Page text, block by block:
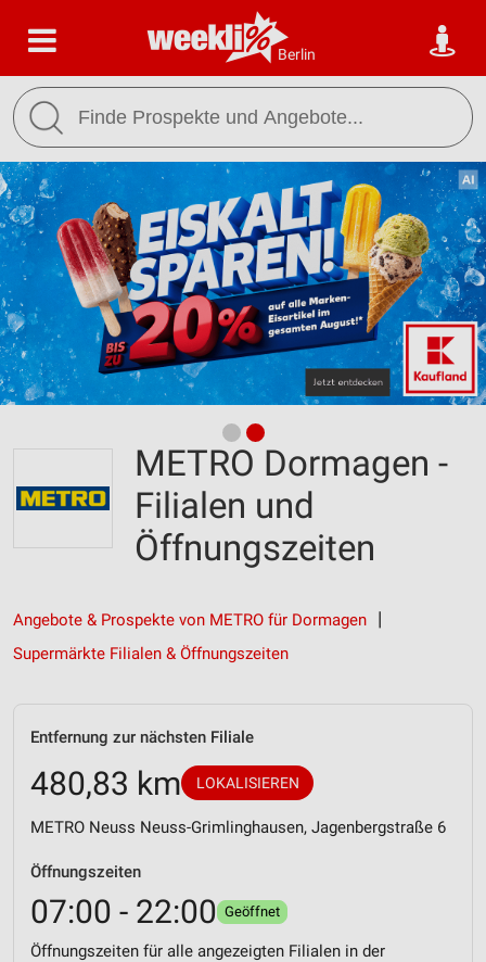
Berlin
METRO Dormagen -
Filialen und
Öffnungszeiten
Angebote & Prospekte von METRO für Dormagen
Supermärkte Filialen & Öffnungszeiten
Entfernung zur nächsten Filiale
480,83 km LOKALISIEREN
METRO Neuss Neuss-Grimlinghausen, Jagenbergstraße 6
Öffnungszeiten
07:00 - 22:00 Geöffnet
Öffnungszeiten für alle angezeigten Filialen in der